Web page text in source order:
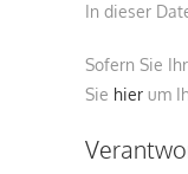
In dieser
Sofern Sie
Sie hier um